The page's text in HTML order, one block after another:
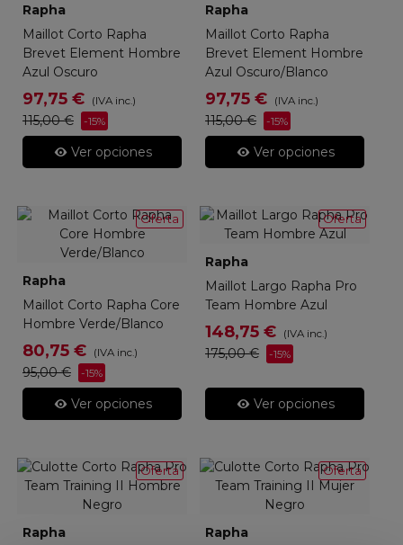
Rapha
Maillot Corto Rapha
Brevet Element Hombre
Azul Oscuro
97,75 € (IVA inc.)
115,00 € -15%
Ver opciones
Rapha
Maillot Corto Rapha
Brevet Element Hombre
Azul Oscuro/Blanco
97,75 € (IVA inc.)
115,00 € -15%
Ver opciones
Oferta
Rapha
Maillot Corto Rapha Core
Hombre Verde/Blanco
80,75 € (IVA inc.)
95,00 € -15%
Ver opciones
Oferta
Rapha
Maillot Largo Rapha Pro
Team Hombre Azul
148,75 € (IVA inc.)
175,00 € -15%
Ver opciones
Oferta
Rapha
Oferta
Rapha